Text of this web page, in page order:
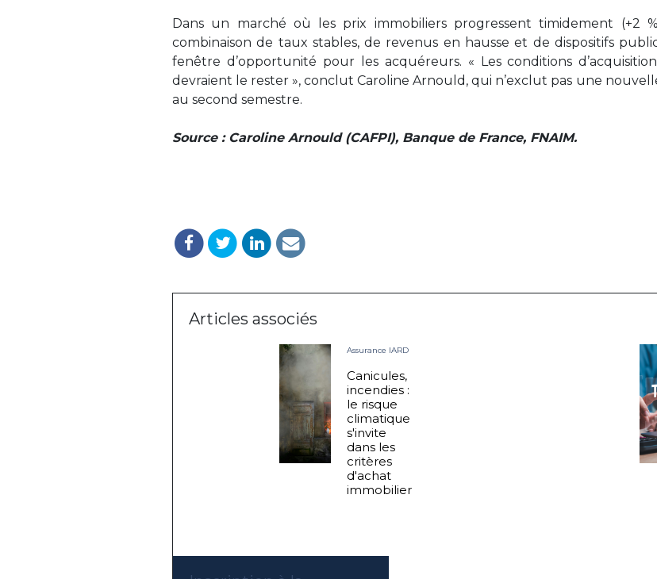
Dans un marché où les prix immobiliers progressent timidement (+2
combinaison de taux stables, de revenus en hausse et de dispositifs
fenêtre d’opportunité pour les acquéreurs. « Les conditions
devraient le rester », conclut Caroline Arnould, qui n’exclut pas une
au second semestre.
Source : Caroline Arnould (CAFPI), Banque de France, FNAIM.
Articles associés
Assurance IARD
Canicules,
incendies :
le risque
climatique
s'invite
dans les
critères
d'achat
immobilier